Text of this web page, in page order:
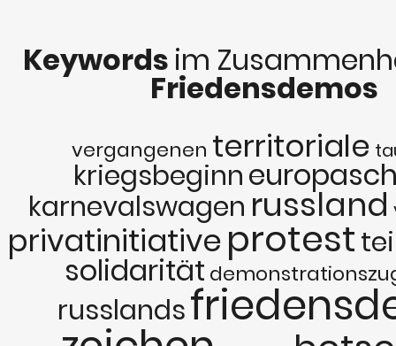
Keywords im
Friedensdemos
vergangenen territoriale
kriegsbeginn
karnevalswagen russland
privatinitiative protest
solidarität
russlands